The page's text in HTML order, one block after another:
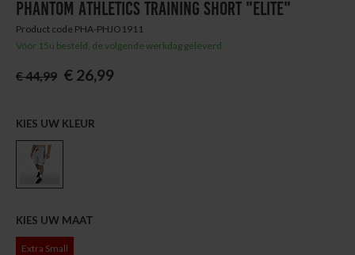
PHANTOM ATHLETICS TRAINING SHORT "ELITE"
Product code PHA-PHJO1911
Vóór 15u besteld, de volgende werkdag geleverd
€ 44,99 € 26,99
KIES UW KLEUR
KIES UW MAAT
Extra Small